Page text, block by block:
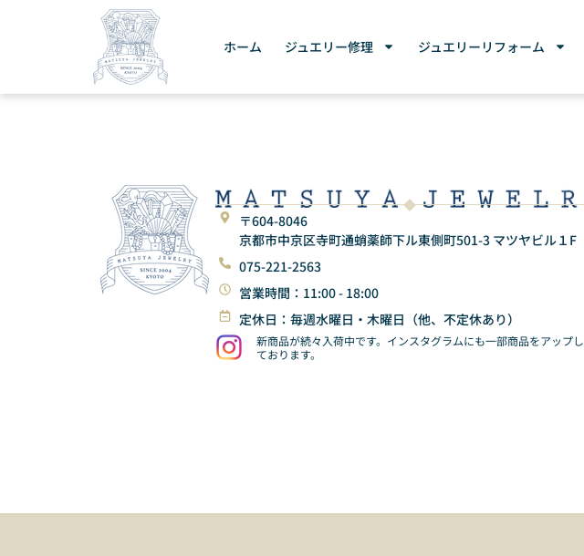
ホーム ジュエリー修理 ジュエリーリフォーム
〒604-8046
京都市中京区寺町通蛸薬師下ル東側町501-3 マツヤビル１F
075-221-2563
営業時間：11:00 - 18:00
定休日：毎週水曜日・木曜日（他、不定休あり）
新商品が続々入荷中です。インスタグラムにも一部商品をアップし
ております。